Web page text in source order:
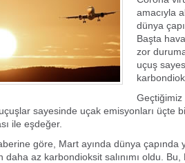
amacıyla
dünya
Başta
zor
uçuş
Geçtiğimiz
sayesinde uçak emisyonları üçte
ile eşdeğer.
göre, Mart ayında dünya
az karbondioksit salınımı oldu. Bu,